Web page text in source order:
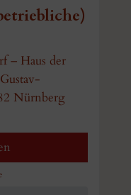
– Haus der
Nürnberg